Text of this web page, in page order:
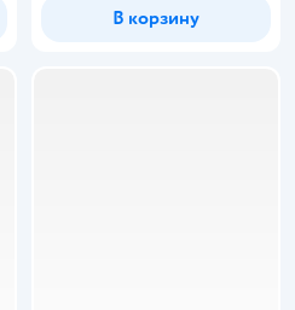
В корзину